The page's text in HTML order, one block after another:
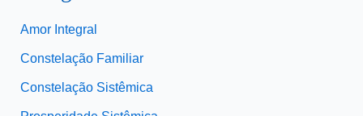
Amor Integral
Constelação Familiar
Constelação Sistêmica